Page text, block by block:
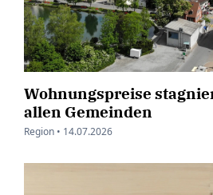
Wohnungspreise
allen Gemeinden
Region • 14.07.2026